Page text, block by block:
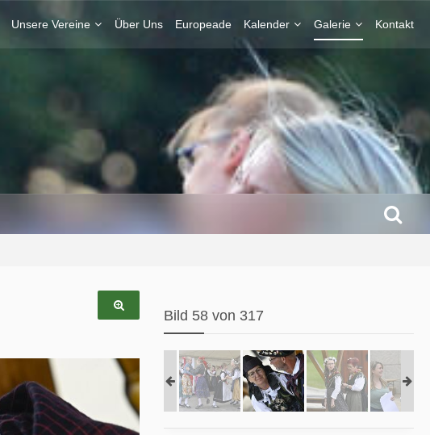
Unsere Vereine Über Uns Europeade Kalender Galerie Kontakt
Bild 58 von 317